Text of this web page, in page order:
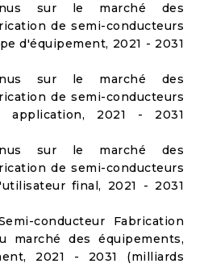
sur le marché des
de semi-conducteurs
d'équipement, 2021 - 2031
sur le marché des
de semi-conducteurs
application, 2021 - 2031
sur le marché des
de semi-conducteurs
final, 2021 - 2031
conducteur Fabrication
marché des équipements,
2021 - 2031 (milliards